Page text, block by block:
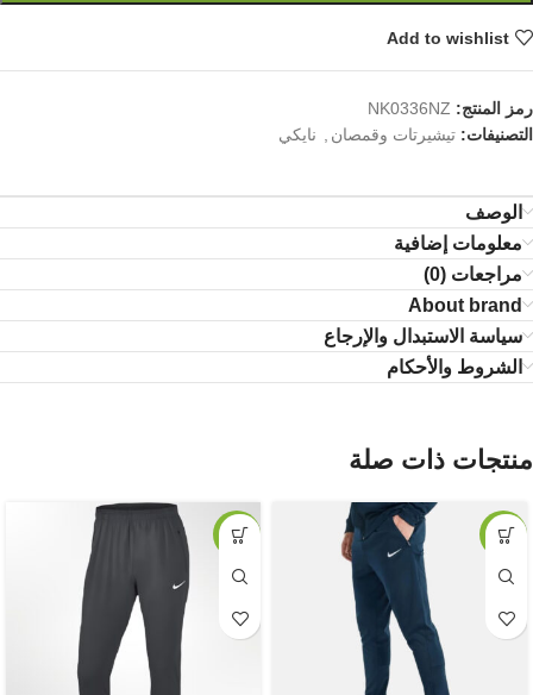
Add to wishlist
رمز المنتج: NK0336NZ
التصنيفات: تيشيرتات وقمصان , نايكي
الوصف
معلومات إضافية
مراجعات (0)
About brand
سياسة الاستبدال والإرجاع
الشروط والأحكام
منتجات ذات صلة
-40%
-40%